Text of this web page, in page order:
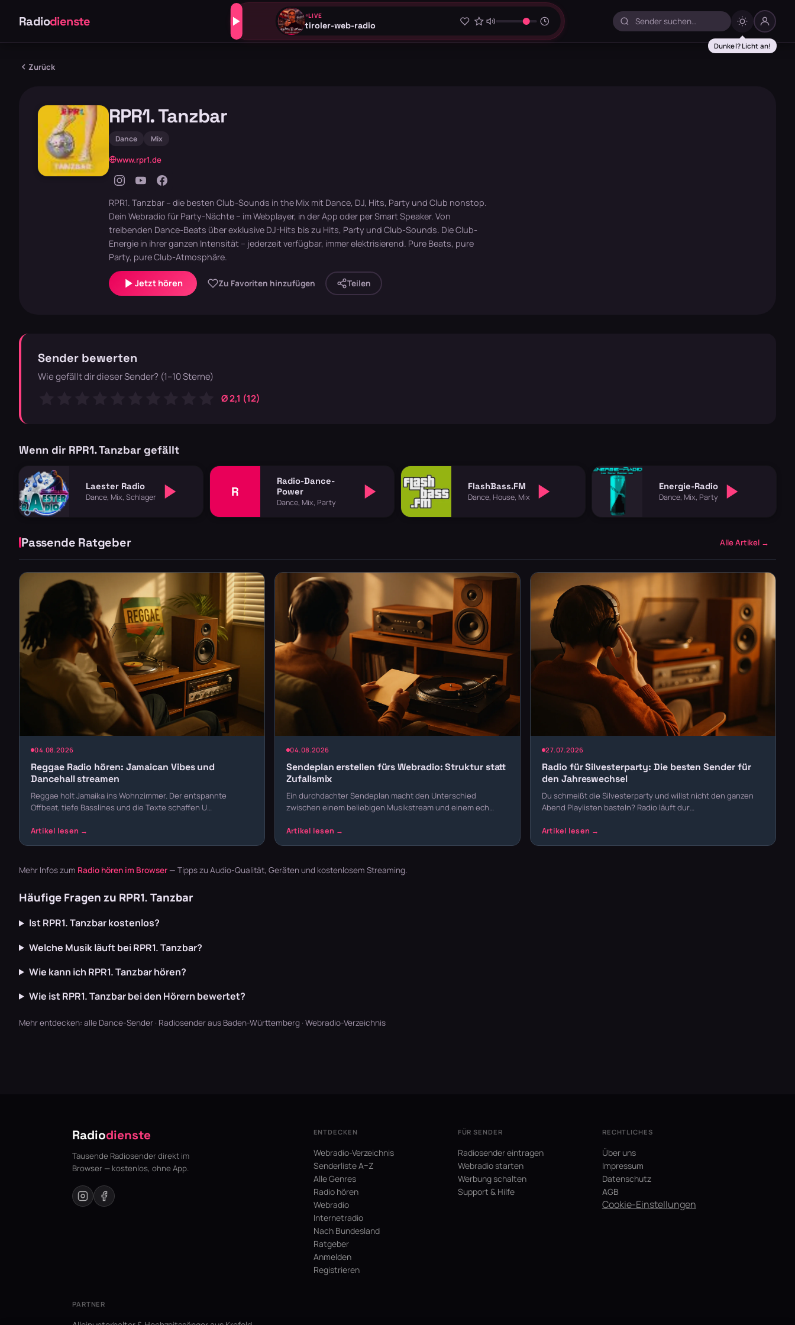
Radiodienste LIVE
tiroler-web-radio
Zurück
RPR1. Tanzbar
Dance Mix
www.rpr1.de
RPR1. Tanzbar – die besten Club-Sounds in the Mix mit Dance, DJ, Hits, Party und Club nonstop.
Dein Webradio für Party-Nächte – im Webplayer, in der App oder per Smart Speaker. Von
treibenden Dance-Beats über exklusive DJ-Hits bis zu Hits, Party und Club-Sounds. Die Club-
Energie in ihrer ganzen Intensität – jederzeit verfügbar, immer elektrisierend. Pure Beats, pure
Party, pure Club-Atmosphäre.
Jetzt hören Zu Favoriten hinzufügen Teilen
Sender bewerten
Wie gefällt dir dieser Sender? (1–10 Sterne)
Ø 2,1 (12)
Wenn dir RPR1. Tanzbar gefällt
Laester Radio
Dance, Mix, Schlager R
Radio-Dance-
Power
Dance, Mix, Party
FlashBass.FM
Dance, House, Mix
Energie-Radio
Dance, Mix, Party
Passende Ratgeber Alle Artikel →
04.08.2026
Reggae Radio hören: Jamaican Vibes und
Dancehall streamen
Reggae holt Jamaika ins Wohnzimmer. Der entspannte
Offbeat, tiefe Basslines und die Texte schaffen U…
04.08.2026
Sendeplan erstellen fürs Webradio: Struktur statt
Zufallsmix
Ein durchdachter Sendeplan macht den Unterschied
zwischen einem beliebigen Musikstream und einem ech…
27.07.2026
Radio für Silvesterparty: Die besten Sender für
den Jahreswechsel
Du schmeißt die Silvesterparty und willst nicht den ganzen
Abend Playlisten basteln? Radio läuft dur…
Mehr Infos zum Radio hören im Browser — Tipps zu Audio-Qualität, Geräten und kostenlosem Streaming.
Häufige Fragen zu RPR1. Tanzbar
Ist RPR1. Tanzbar kostenlos?
Welche Musik läuft bei RPR1. Tanzbar?
Wie kann ich RPR1. Tanzbar hören?
Wie ist RPR1. Tanzbar bei den Hörern bewertet?
Mehr entdecken: alle Dance-Sender · Radiosender aus Baden-Württemberg · Webradio-Verzeichnis
Radiodienste
Tausende Radiosender direkt im
Browser — kostenlos, ohne App.
ENTDECKEN
Webradio-Verzeichnis
Senderliste A–Z
Alle Genres
Radio hören
Webradio
Internetradio
Nach Bundesland
Ratgeber
Anmelden
Registrieren
FÜR SENDER
Radiosender eintragen
Webradio starten
Werbung schalten
Support & Hilfe
RECHTLICHES
Über uns
Impressum
Datenschutz
AGB
Cookie-Einstellungen
PARTNER